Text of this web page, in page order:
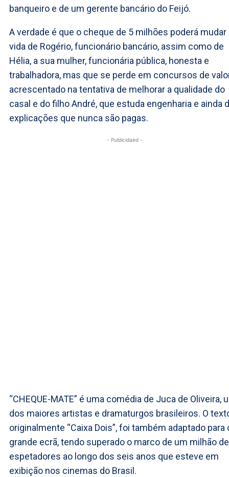
banqueiro e de um gerente bancário do Feijó.
A verdade é que o cheque de 5 milhões poderá mudar
vida de Rogério, funcionário bancário, assim como de
Hélia, a sua mulher, funcionária pública, honesta e
trabalhadora, mas que se perde em concursos de
acrescentado na tentativa de melhorar a qualidade do
casal e do filho André, que estuda engenharia e ainda
explicações que nunca são pagas.
- Publicidaed -
“CHEQUE-MATE” é uma comédia de Juca de Oliveira,
dos maiores artistas e dramaturgos brasileiros. O
originalmente “Caixa Dois”, foi também adaptado para
grande ecrã, tendo superado o marco de um milhão de
espetadores ao longo dos seis anos que esteve em
exibição nos cinemas do Brasil.